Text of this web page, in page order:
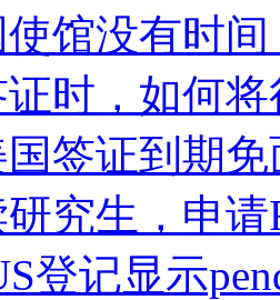
馆没有时
时，如何
签证到期
究生，申请
登记显示